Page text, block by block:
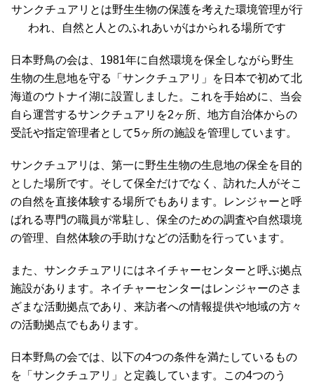
サンクチュアリとは野生生物の保護を考えた環境管理が行
われ、自然と人とのふれあいがはかられる場所です
日本野鳥の会は、1981年に自然環境を保全しながら野生
生物の生息地を守る「サンクチュアリ」を日本で初めて北
海道のウトナイ湖に設置しました。これを手始めに、当会
自ら運営するサンクチュアリを2ヶ所、地方自治体からの
受託や指定管理者として5ヶ所の施設を管理しています。
サンクチュアリは、第一に野生生物の生息地の保全を目的
とした場所です。そして保全だけでなく、訪れた人がそこ
の自然を直接体験する場所でもあります。レンジャーと呼
ばれる専門の職員が常駐し、保全のための調査や自然環境
の管理、自然体験の手助けなどの活動を行っています。
また、サンクチュアリにはネイチャーセンターと呼ぶ拠点
施設があります。ネイチャーセンターはレンジャーのさま
ざまな活動拠点であり、来訪者への情報提供や地域の方々
の活動拠点でもあります。
日本野鳥の会では、以下の4つの条件を満たしているもの
を「サンクチュアリ」と定義しています。この4つのう